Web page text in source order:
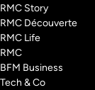
RMC Story
RMC Découverte
RMC Life
RMC
BFM Business
Tech & Co